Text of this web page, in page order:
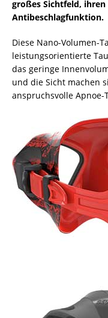
großes Sichtfeld,
Antibeschlagfunktion.
Diese Nano-Volumen-
leistungsorientierte
das geringe
und die Sicht machen
anspruchsvolle Apnoe-